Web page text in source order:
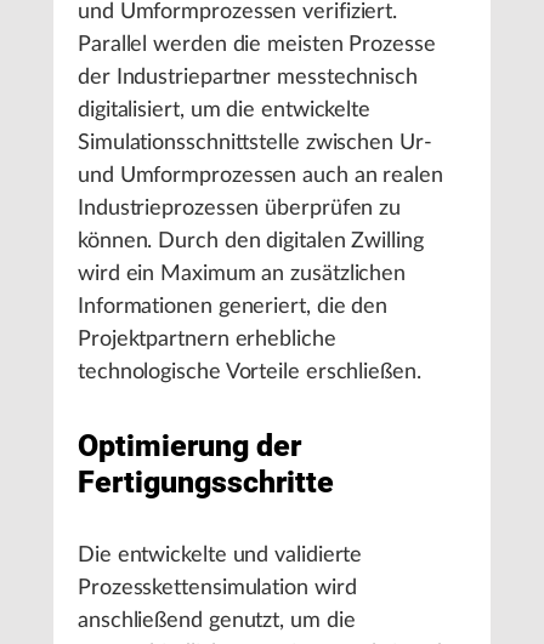
und Umformprozessen verifiziert.
Parallel werden die meisten Prozesse
der Industriepartner messtechnisch
digitalisiert, um die entwickelte
Simulationsschnittstelle zwischen Ur-
und Umformprozessen auch an realen
Industrieprozessen überprüfen zu
können. Durch den digitalen Zwilling
wird ein Maximum an zusätzlichen
Informationen generiert, die den
Projektpartnern erhebliche
technologische Vorteile erschließen.
Optimierung der
Fertigungsschritte
Die entwickelte und validierte
Prozesskettensimulation wird
anschließend genutzt, um die